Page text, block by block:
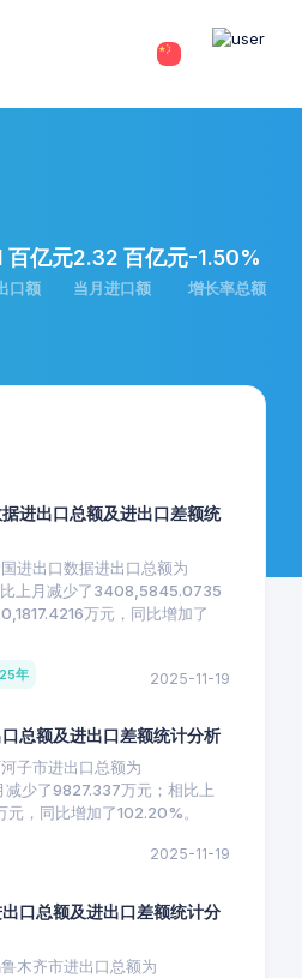
百亿元
口额
2.32 百亿元
当月进口额
-1.50%
增长率总额
进出口总额及进出口差额统
进出口数据进出口总额为
上月减少了3408,5845.0735
万元，同比增加了
年 2025-11-19
总额及进出口差额统计分析
子市进出口总额为
少了9827.337万元；相比上
，同比增加了102.20%。
2025-11-19
口总额及进出口差额统计分
木齐市进出口总额为